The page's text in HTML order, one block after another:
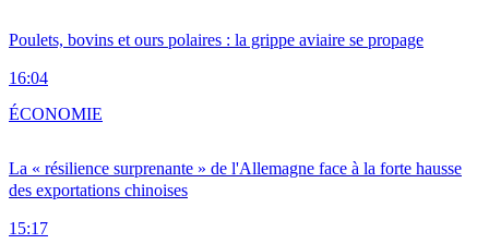
Poulets, bovins et ours polaires : la grippe aviaire se propage
16:04
La « résilience surprenante » de l'Allemagne face à la forte hausse
des exportations chinoises
15:17
ÉCONOMIE